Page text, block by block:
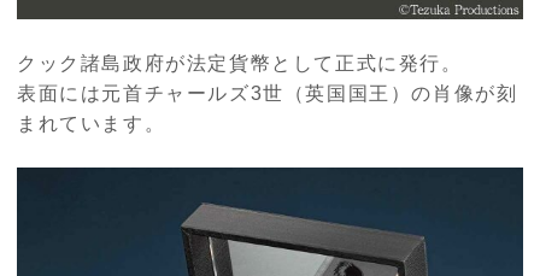
クック諸島政府が法定貨幣として正式に発行。
表面には元首チャールズ3世（英国国王）の肖像が刻
まれています。